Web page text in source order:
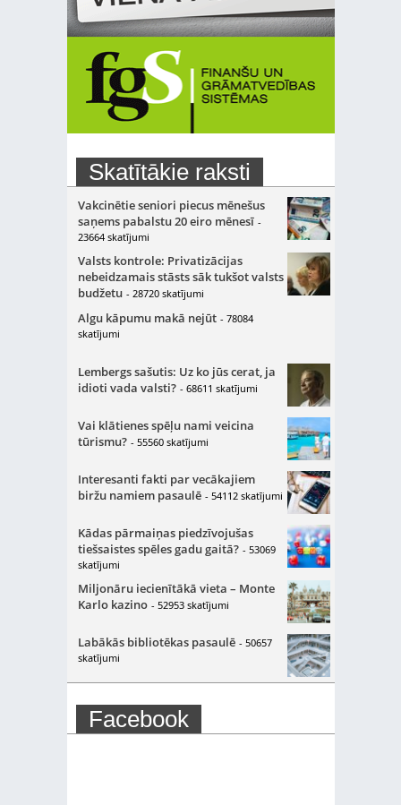
Skatītākie raksti
Vakcinētie seniori piecus mēnešus
saņems pabalstu 20 eiro mēnesī -
23664 skatījumi
Valsts kontrole: Privatizācijas
nebeidzamais stāsts sāk tukšot valsts
budžetu - 28720 skatījumi
Algu kāpumu makā nejūt - 78084
skatījumi
Lembergs sašutis: Uz ko jūs cerat, ja
idioti vada valsti? - 68611 skatījumi
Vai klātienes spēļu nami veicina
tūrismu? - 55560 skatījumi
Interesanti fakti par vecākajiem
biržu namiem pasaulē - 54112 skatījumi
Kādas pārmaiņas piedzīvojušas
tiešsaistes spēles gadu gaitā? - 53069
skatījumi
Miljonāru iecienītākā vieta – Monte
Karlo kazino - 52953 skatījumi
Labākās bibliotēkas pasaulē - 50657
skatījumi
Facebook